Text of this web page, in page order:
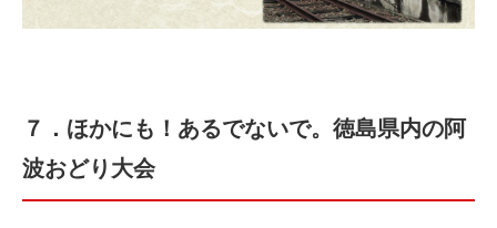
７．ほかにも！あるでないで。徳島県内の阿
波おどり大会